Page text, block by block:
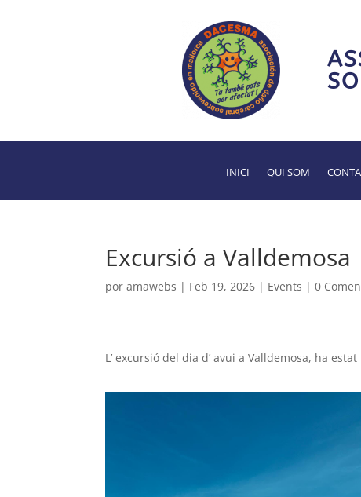
INICI QUI SOM
Excursió a Valldemosa
poramawebs | Feb 19, 2026 | Events |0
L’ excursió del dia d’ avui a Valldemosa, ha